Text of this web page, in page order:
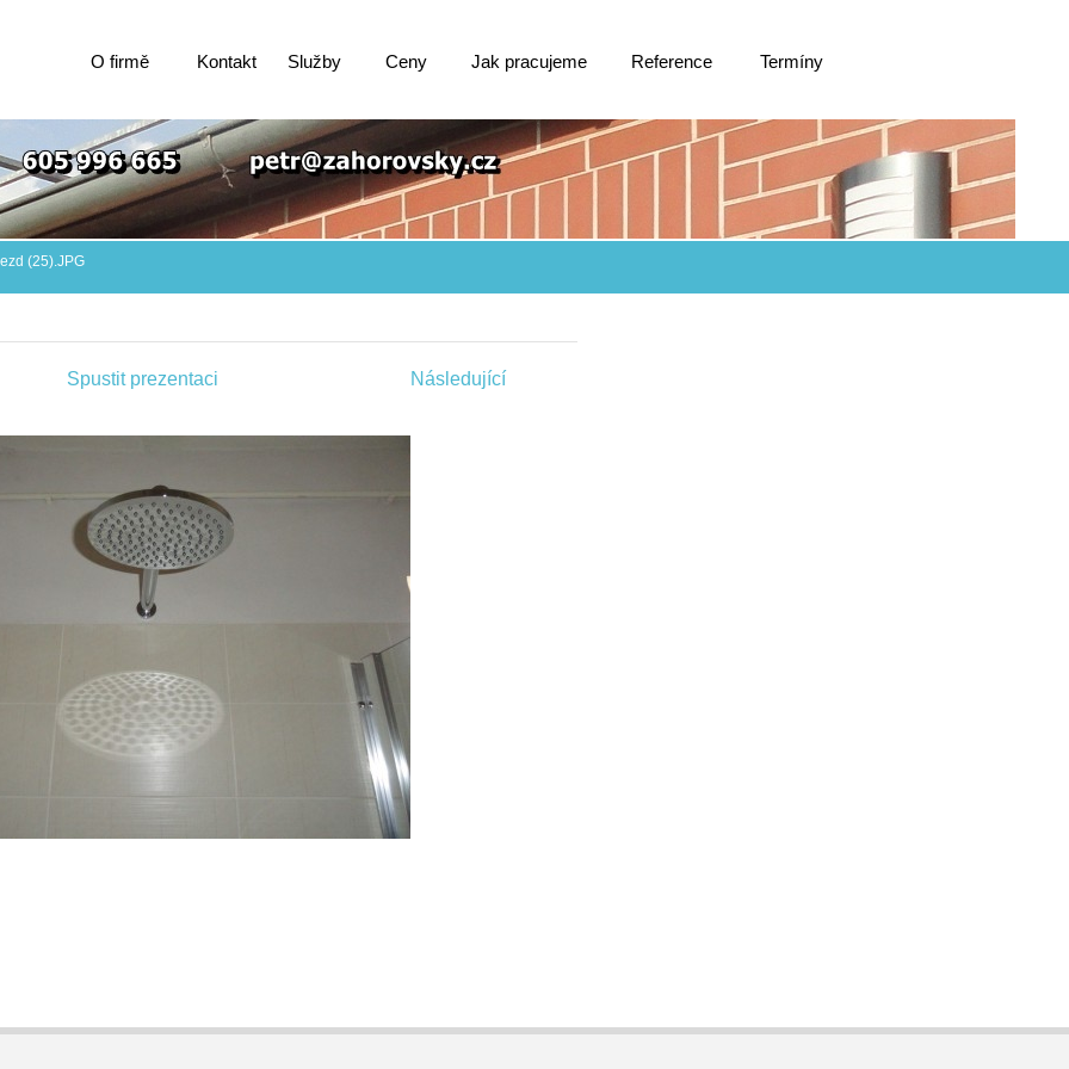
O firmě Kontakt Služby Ceny Jak pracujeme Reference Termíny
(25).JPG
Spustit prezentaci Následující